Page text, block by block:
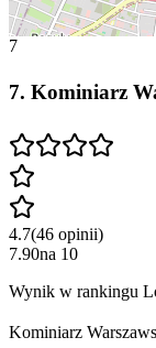
7
7. Kominiarz
4.7(46 opinii)
7.90na 10
Wynik w rankingu
Kominiarz